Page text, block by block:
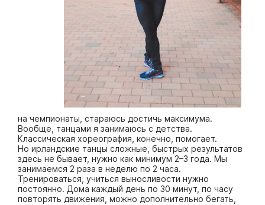
на чемпионаты, стараюсь дос­тичь максимума.
Вообще, танцами я занимаюсь с детства.
Классическая хореография, конечно, помогает.
Но ирландские танцы сложные, быстрых результатов
здесь не бывает, нужно как минимум 2–3 года. Мы
занимаемся 2 раза в неделю по 2 часа.
Тренироваться, учиться выносливости нужно
постоянно. Дома каждый день по 30 минут, по часу
повторять движения, можно дополнительно бегать,